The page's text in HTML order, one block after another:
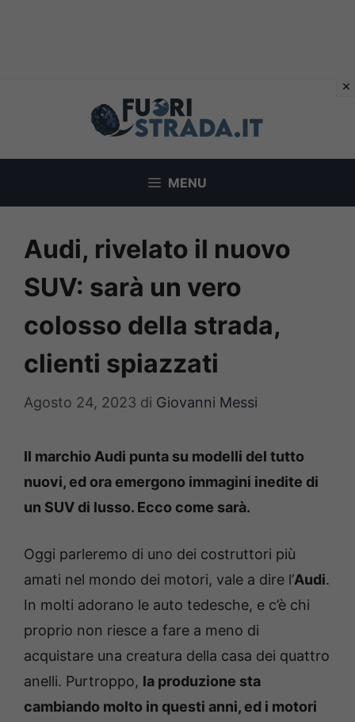
MENU
Audi, rivelato il nuovo
SUV: sarà un vero
colosso della strada,
clienti spiazzati
Agosto 24, 2023 di Giovanni Messi
Il marchio Audi punta su modelli del tutto
nuovi, ed ora emergono immagini inedite di
un SUV di lusso. Ecco come sarà.
Oggi parleremo di uno dei costruttori più
amati nel mondo dei motori, vale a dire l’Audi.
In molti adorano le auto tedesche, e c’è chi
proprio non riesce a fare a meno di
acquistare una creatura della casa dei quattro
anelli. Purtroppo, la produzione sta
cambiando molto in questi anni, ed i motori